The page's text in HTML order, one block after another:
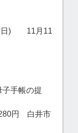
日) 11月11
子手帳の提
円 白井市